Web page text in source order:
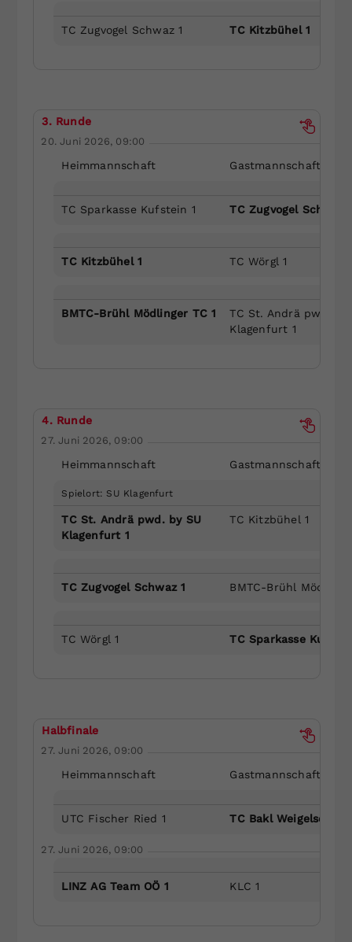
TC Zugvogel Schwaz 1 TC Kitzbühel 1
3. Runde
20. Juni 2026, 09:00
Heimmannschaft Gastmannschaft
TC Sparkasse Kufstein 1 TC Zugvogel Schwaz
TC Kitzbühel 1 TC Wörgl 1
BMTC-Brühl Mödlinger TC 1
TC St. Andrä pwd. by
Klagenfurt 1
4. Runde
27. Juni 2026, 09:00
Heimmannschaft Gastmannschaft
Spielort: SU Klagenfurt
TC St. Andrä pwd. by SU
Klagenfurt 1
TC Kitzbühel 1
TC Zugvogel Schwaz 1 BMTC-Brühl
TC Wörgl 1 TC Sparkasse
Halbfinale
27. Juni 2026, 09:00
Heimmannschaft Gastmannschaft
UTC Fischer Ried 1 TC Bakl Weigelsdorf 1
27. Juni 2026, 09:00
LINZ AG Team OÖ 1 KLC 1